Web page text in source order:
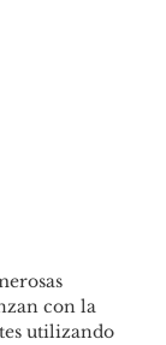
con la
utilizando